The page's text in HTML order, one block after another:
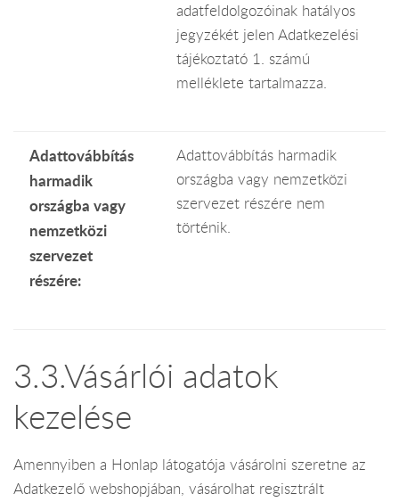
adatfeldolgozóinak hatályos
jegyzékét jelen Adatkezelési
tájékoztató 1. számú
melléklete tartalmazza.
Adattovábbítás
harmadik
országba vagy
nemzetközi
szervezet
részére:
Adattovábbítás harmadik
országba vagy nemzetközi
szervezet részére nem
történik.
3.3.Vásárlói adatok
kezelése
Amennyiben a Honlap látogatója vásárolni szeretne az
Adatkezelő webshopjában, vásárolhat regisztrált